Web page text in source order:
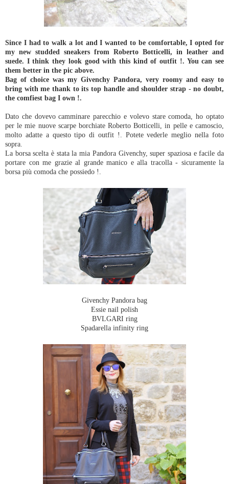
Since I had to walk a lot and I wanted to be comfortable, I opted for
my new studded sneakers from Roberto Botticelli, in leather and
suede. I think they look good with this kind of outfit !. You can see
them better in the pic above.
Bag of choice was my Givenchy Pandora, very roomy and easy to
bring with me thank to its top handle and shoulder strap - no doubt,
the comfiest bag I own !.
Dato che dovevo camminare parecchio e volevo stare comoda, ho optato
per le mie nuove scarpe borchiate Roberto Botticelli, in pelle e camoscio,
molto adatte a questo tipo di outfit !. Potete vederle meglio nella foto
sopra.
La borsa scelta è stata la mia Pandora Givenchy, super spaziosa e facile da
portare con me grazie al grande manico e alla tracolla - sicuramente la
borsa più comoda che possiedo !.
Givenchy Pandora bag
Essie nail polish
BVLGARI ring
Spadarella infinity ring